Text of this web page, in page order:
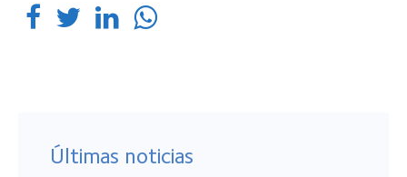
Últimas noticias